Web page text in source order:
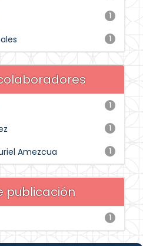
1
1
1
1
1
Amezcua
publicación
1